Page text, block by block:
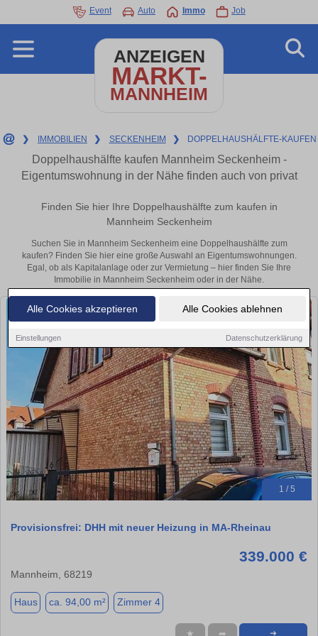
Alle Cookies akzeptieren Alle Cookies ablehnen
Einstellungen Datenschutzerklärung
Event Auto Immo Job
ANZEIGEN
MARKT-
MANNHEIM
❯ IMMOBILIEN ❯ SECKENHEIM ❯ DOPPELHAUSHÄLFTE-KAUFEN
Doppelhaushälfte kaufen Mannheim Seckenheim -
Eigentumswohnung in der Nähe finden auch von privat
Finden Sie hier Ihre Doppelhaushälfte zum kaufen in
Mannheim Seckenheim
Suchen Sie in Mannheim Seckenheim eine Doppelhaushälfte zum
kaufen? Finden Sie hier eine große Auswahl an Eigentumswohnungen.
Egal, ob als Kapitalanlage oder zur Vermietung – hier finden Sie Ihre
Immobilie in Mannheim Seckenheim oder in der Nähe.
1 / 5
Provisionsfrei: DHH mit neuer Heizung in MA-Rheinau
339.000 €
Mannheim, 68219
Haus ca. 94,00 m² Zimmer 4
★ ➦ ➜